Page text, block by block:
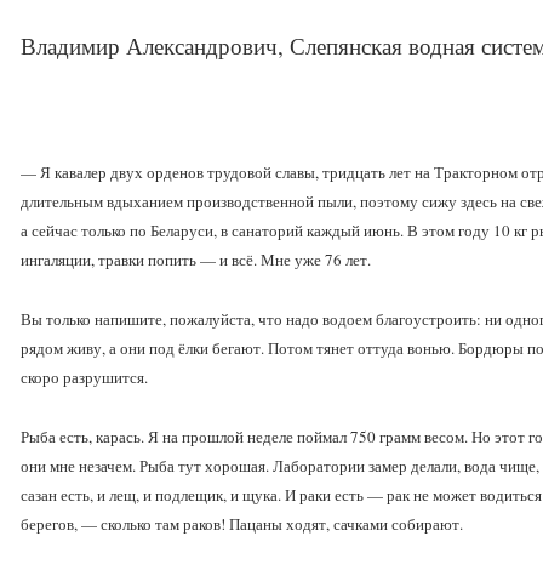
Владимир Александрович, Слепянская водная
— Я кавалер двух орденов трудовой славы, тридцать лет на Тракторном
длительным вдыханием производственной пыли, поэтому сижу здесь на
а сейчас только по Беларуси, в санаторий каждый июнь. В этом году 10
ингаляции, травки попить — и всё. Мне уже 76 лет.
Вы только напишите, пожалуйста, что надо водоем благоустроить: ни
рядом живу, а они под ёлки бегают. Потом тянет оттуда вонью. Бордюры
скоро разрушится.
Рыба есть, карась. Я на прошлой неделе поймал 750 грамм весом. Но этот
они мне незачем. Рыба тут хорошая. Лаборатории замер делали, вода
сазан есть, и лещ, и подлещик, и щука. И раки есть — рак не может
берегов, — сколько там раков! Пацаны ходят, сачками собирают.